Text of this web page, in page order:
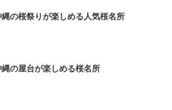
の桜祭りが楽しめる人気桜名所
の屋台が楽しめる桜名所